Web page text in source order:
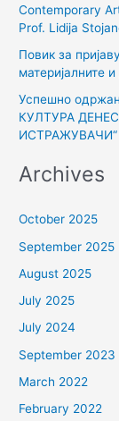
:
Contemporary
Prof. Lidija
Повик за
материјалните
Успешно
КУЛТУРА
ИСТРАЖУВАЧИ“
Archives
October 2025
September 2025
August 2025
July 2025
July 2024
September 2023
March 2022
February 2022